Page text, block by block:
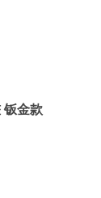
钣金款